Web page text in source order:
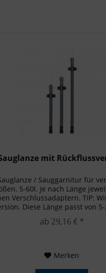
mit
/ Sauggarnitur für
5-60l. Je nach Länge
Verschlussadaptern. TIP:
Diese Länge passt von
ab 29,16 € *
Merken